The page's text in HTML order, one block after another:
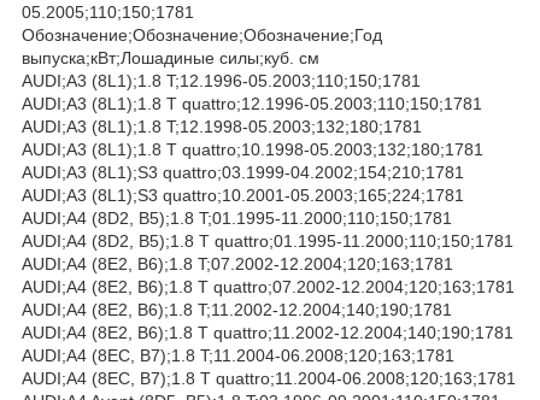
05.2005;110;150;1781
Обозначение;Обозначение;Обозначение;Год
выпуска;кВт;Лошадиные силы;куб. см
AUDI;A3 (8L1);1.8 T;12.1996-05.2003;110;150;1781
AUDI;A3 (8L1);1.8 T quattro;12.1996-05.2003;110;150;1781
AUDI;A3 (8L1);1.8 T;12.1998-05.2003;132;180;1781
AUDI;A3 (8L1);1.8 T quattro;10.1998-05.2003;132;180;1781
AUDI;A3 (8L1);S3 quattro;03.1999-04.2002;154;210;1781
AUDI;A3 (8L1);S3 quattro;10.2001-05.2003;165;224;1781
AUDI;A4 (8D2, B5);1.8 T;01.1995-11.2000;110;150;1781
AUDI;A4 (8D2, B5);1.8 T quattro;01.1995-11.2000;110;150;1781
AUDI;A4 (8E2, B6);1.8 T;07.2002-12.2004;120;163;1781
AUDI;A4 (8E2, B6);1.8 T quattro;07.2002-12.2004;120;163;1781
AUDI;A4 (8E2, B6);1.8 T;11.2002-12.2004;140;190;1781
AUDI;A4 (8E2, B6);1.8 T quattro;11.2002-12.2004;140;190;1781
AUDI;A4 (8EC, B7);1.8 T;11.2004-06.2008;120;163;1781
AUDI;A4 (8EC, B7);1.8 T quattro;11.2004-06.2008;120;163;1781